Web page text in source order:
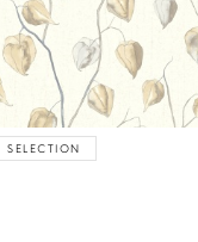
SELECTION